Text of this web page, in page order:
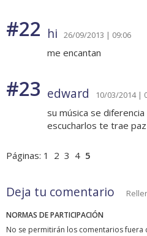
#22 hi 26/09/2013 | 09:06
me encantan
#23 edward 10/03/2014 |
su música se
escucharlos te trae
Páginas: 1 2 3 4 5
Deja tu comentario
NORMAS DE PARTICIPACIÓN
No se permitirán los comentarios fuera